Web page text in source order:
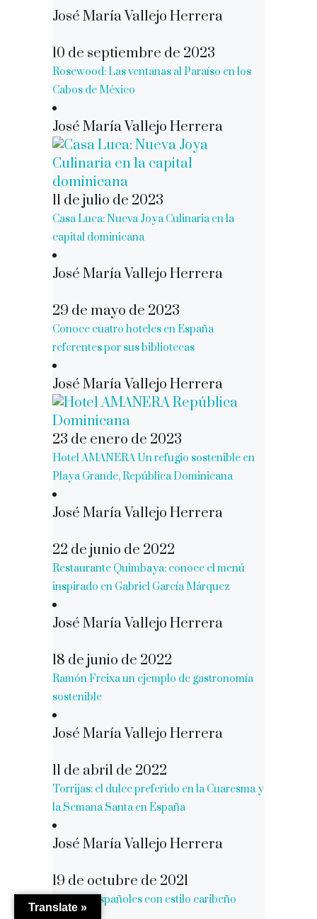
José María Vallejo Herrera
10 de septiembre de 2023
Rosewood: Las ventanas al Paraíso en los
Cabos de México
José María Vallejo Herrera
11 de julio de 2023
Casa Luca: Nueva Joya Culinaria en la
capital dominicana
José María Vallejo Herrera
29 de mayo de 2023
Conoce cuatro hoteles en España
referentes por sus bibliotecas
José María Vallejo Herrera
23 de enero de 2023
Hotel AMANERA Un refugio sostenible en
Playa Grande, República Dominicana
José María Vallejo Herrera
22 de junio de 2022
Restaurante Quimbaya: conoce el menú
inspirado en Gabriel García Márquez
José María Vallejo Herrera
18 de junio de 2022
Ramón Freixa un ejemplo de gastronomía
sostenible
José María Vallejo Herrera
11 de abril de 2022
Torrijas: el dulce preferido en la Cuaresma y
la Semana Santa en España
José María Vallejo Herrera
19 de octubre de 2021
Hoteles Españoles con estilo caribeño
Translate »